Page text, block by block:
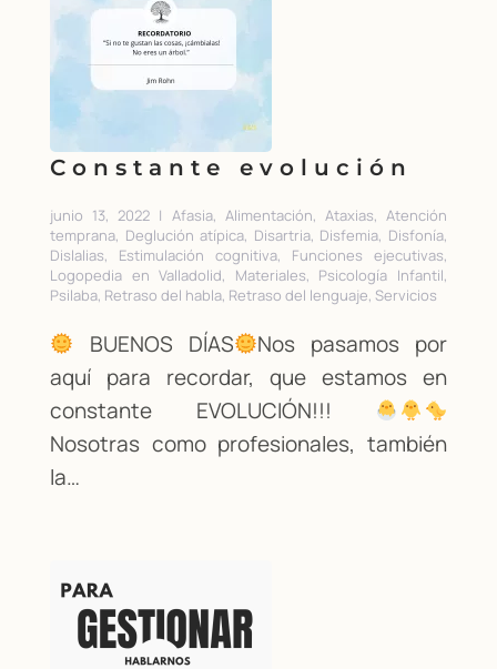
Constante evolución
junio 13, 2022 | Afasia, Alimentación, Ataxias, Atención
temprana, Deglución atípica, Disartria, Disfemia, Disfonía,
Dislalias, Estimulación cognitiva, Funciones ejecutivas,
Logopedia en Valladolid, Materiales, Psicología Infantil,
Psilaba, Retraso del habla, Retraso del lenguaje, Servicios
BUENOS DÍAS
Nos pasamos por
aquí para recordar, que estamos en
constante EVOLUCIÓN!!!
Nosotras como profesionales, también
la…